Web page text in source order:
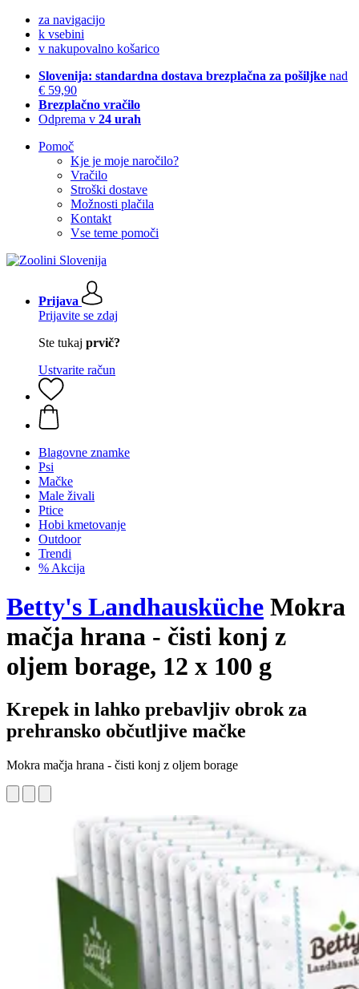
za navigacijo
k vsebini
v nakupovalno košarico
Slovenija: standardna dostava brezplačna za pošiljke nad
€ 59,90
Brezplačno vračilo
Odprema v 24 urah
Pomoč
Kje je moje naročilo?
Vračilo
Stroški dostave
Možnosti plačila
Kontakt
Vse teme pomoči
Prijava
Prijavite se zdaj
Ste tukaj prvič?
Ustvarite račun
Blagovne znamke
Psi
Mačke
Male živali
Ptice
Hobi kmetovanje
Outdoor
Trendi
% Akcija
Betty's Landhausküche Mokra
mačja hrana - čisti konj z
oljem borage, 12 x 100 g
Krepek in lahko prebavljiv obrok za
prehransko občutljive mačke
Mokra mačja hrana - čisti konj z oljem borage